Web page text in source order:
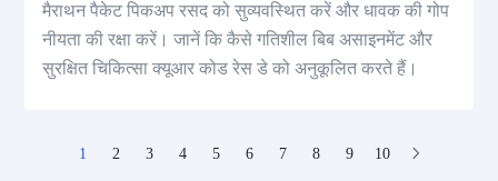
मैराथन पैकेट पिकअप रसद को सुव्यवस्थित करें और धावक की गोप
नीयता की रक्षा करें। जानें कि कैसे गतिशील बिब असाइनमेंट और
सुरक्षित चिकित्सा क्यूआर कोड रेस डे को अनुकूलित करते हैं।
1 2 3 4 5 6 7 8 9 10